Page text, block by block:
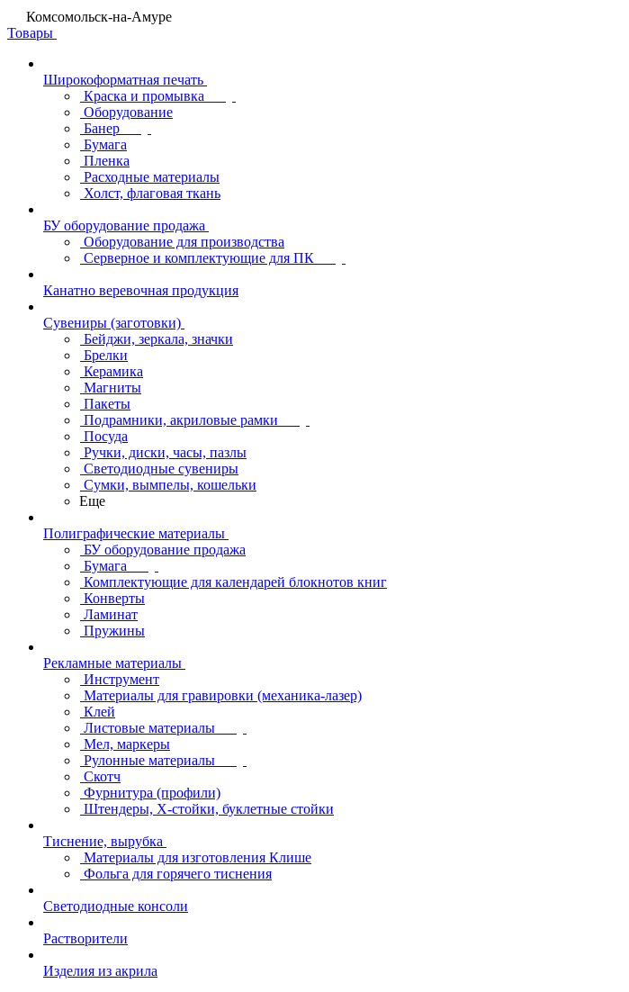
Комсомольск-на-Амуре
Товары
Широкоформатная печать
Краска и промывка
Оборудование
Банер
Бумага
Пленка
Расходные материалы
Холст, флаговая ткань
БУ оборудование продажа
Оборудование для производства
Серверное и комплектующие для ПК
Канатно веревочная продукция
Сувениры (заготовки)
Бейджи, зеркала, значки
Брелки
Керамика
Магниты
Пакеты
Подрамники, акриловые рамки
Посуда
Ручки, диски, часы, пазлы
Светодиодные сувениры
Сумки, вымпелы, кошельки
Еще
Полиграфические материалы
БУ оборудование продажа
Бумага
Комплектующие для календарей блокнотов книг
Конверты
Ламинат
Пружины
Рекламные материалы
Инструмент
Материалы для гравировки (механика-лазер)
Клей
Листовые материалы
Мел, маркеры
Рулонные материалы
Скотч
Фурнитура (профили)
Штендеры, Х-стойки, буклетные стойки
Тиснение, вырубка
Материалы для изготовления Клише
Фольга для горячего тиснения
Светодиодные консоли
Растворители
Изделия из акрила